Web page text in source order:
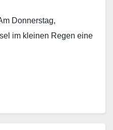
Donnerstag,
im kleinen Regen eine